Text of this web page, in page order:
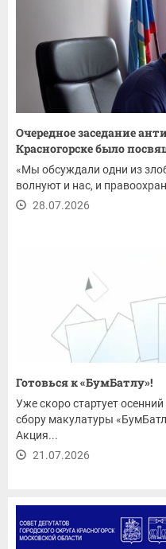
Очередное заседание
Красногорске было
«Мы обсуждали одни из
волнуют и нас, и
28.07.2026
Готовься к «БумБатлу»!
Уже скоро стартует
сбору макулатуры
Акция...
21.07.2026